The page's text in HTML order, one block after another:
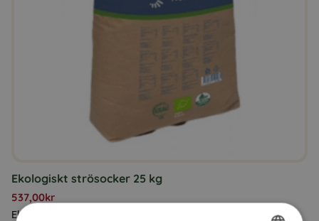
Ekologiskt strösocker 25 kg
537,00kr
Ekologiskt strösocker 25 kg är ett ekologiskt certifierat socker för